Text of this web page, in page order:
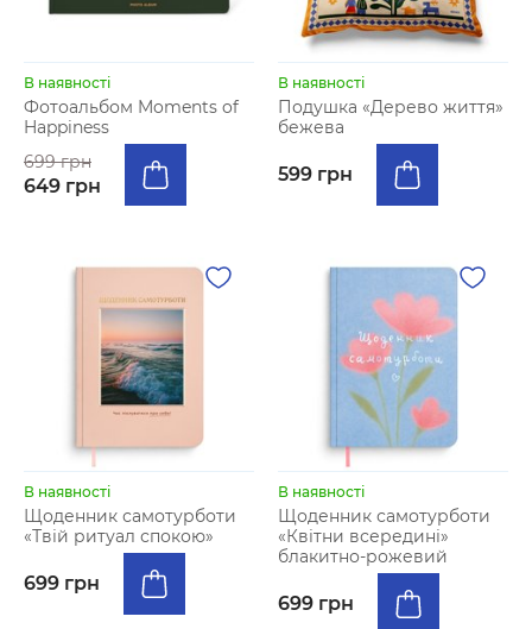
В наявності
Фотоальбом Moments of
Happiness
699 грн
649 грн
В наявності
Подушка «Дерево життя»
бежева
599 грн
В наявності
Щоденник самотурботи
«Твій ритуал спокою»
699 грн
В наявності
Щоденник самотурботи
«Квітни всередині»
блакитно-рожевий
699 грн